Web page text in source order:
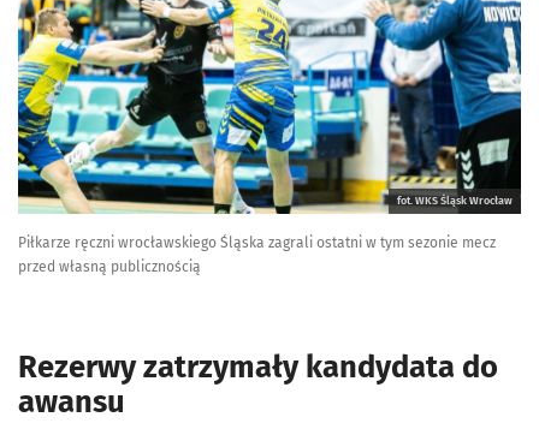
fot. WKS Śląsk Wrocław
Piłkarze ręczni wrocławskiego Śląska zagrali ostatni w tym sezonie mecz
przed własną publicznością
Rezerwy zatrzymały kandydata do
awansu